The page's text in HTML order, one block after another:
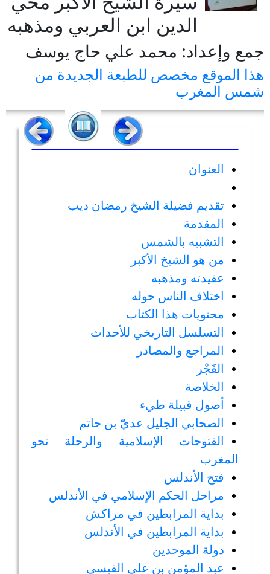
الدين ابن العربي ومذهبه
جمع وإعداد: محمد علي حاج يوسف
هذا الموقع مخصص للطبعة الجديدة من
شمس المغرب
العنوان
تقديم فضيلة الشيخ رمضان ديب
المقدمة
التشبيه بالشمس
من هو الشيخ الأكبر
عقيدته ومذهبه
اختلاف الناس حوله
محتويات هذا الكتاب
التسلسل التاريخي للأحداث
المراجع والمصادر
الفَجْر
الخلاصة
أصول قبيلة طيء
الصحابي الجليل عديّ بن حاتم
الفتوحات الإسلامية والرحلة نحو
المغرب
فتح الأندلس
مراحل الحكم الإسلامي في الأندلس
بداية المرابطين في مراكش
بداية المرابطين في الأندلس
دولة الموحدين
عبد المؤمن بن علي القيسي